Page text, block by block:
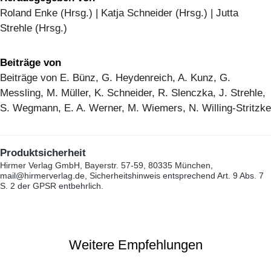
Roland Enke (Hrsg.) | Katja Schneider (Hrsg.) | Jutta
Strehle (Hrsg.)
Beiträge von
Beiträge von E. Bünz, G. Heydenreich, A. Kunz, G.
Messling, M. Müller, K. Schneider, R. Slenczka, J. Strehle,
S. Wegmann, E. A. Werner, M. Wiemers, N. Willing-Stritzke
Produktsicherheit
Hirmer Verlag GmbH, Bayerstr. 57-59, 80335 München,
mail@hirmerverlag.de, Sicherheitshinweis entsprechend Art. 9 Abs. 7
S. 2 der GPSR entbehrlich.
Weitere Empfehlungen